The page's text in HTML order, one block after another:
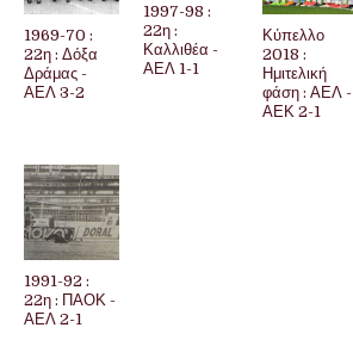
1969-70 :
22η : Δόξα
Δράμας -
ΑΕΛ 3-2
1997-98 :
22η :
Καλλιθέα -
ΑΕΛ 1-1
Κύπελλο
2018 :
Ημιτελική
φάση : ΑΕΛ -
ΑΕΚ 2-1
1991-92 :
22η : ΠΑΟΚ -
ΑΕΛ 2-1